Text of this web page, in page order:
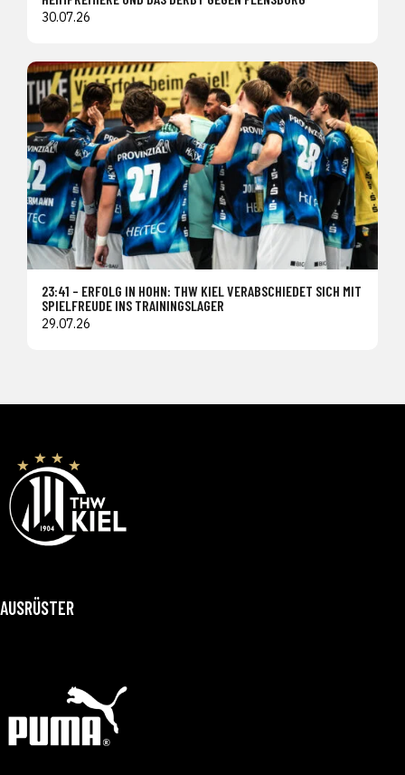
30.07.26
23:41 – ERFOLG IN HOHN: THW KIEL VERABSCHIEDET SICH MIT
SPIELFREUDE INS TRAININGSLAGER
29.07.26
AUSRÜSTER